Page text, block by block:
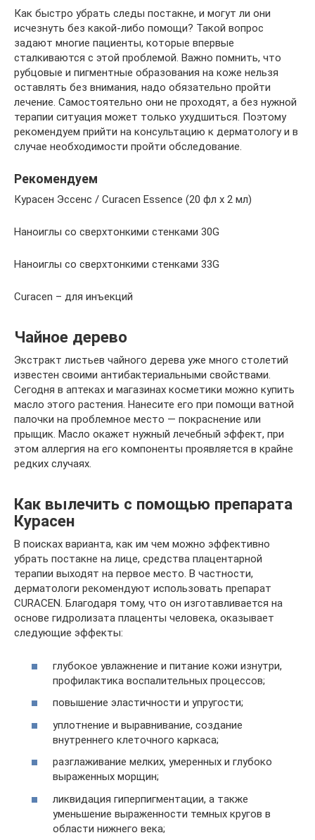
Как быстро убрать следы постакне, и могут ли они
исчезнуть без какой-либо помощи? Такой вопрос
задают многие пациенты, которые впервые
сталкиваются с этой проблемой. Важно помнить, что
рубцовые и пигментные образования на коже нельзя
оставлять без внимания, надо обязательно пройти
лечение. Самостоятельно они не проходят, а без нужной
терапии ситуация может только ухудшиться. Поэтому
рекомендуем прийти на консультацию к дерматологу и в
случае необходимости пройти обследование.
Рекомендуем
Курасен Эссенс / Curacen Essence (20 фл х 2 мл)
Наноиглы со сверхтонкими стенками 30G
Наноиглы со сверхтонкими стенками 33G
Curacen – для инъекций
Чайное дерево
Экстракт листьев чайного дерева уже много столетий
известен своими антибактериальными свойствами.
Сегодня в аптеках и магазинах косметики можно купить
масло этого растения. Нанесите его при помощи ватной
палочки на проблемное место — покраснение или
прыщик. Масло окажет нужный лечебный эффект, при
этом аллергия на его компоненты проявляется в крайне
редких случаях.
Как вылечить с помощью препарата
Курасен
В поисках варианта, как им чем можно эффективно
убрать постакне на лице, средства плацентарной
терапии выходят на первое место. В частности,
дерматологи рекомендуют использовать препарат
CURACEN. Благодаря тому, что он изготавливается на
основе гидролизата плаценты человека, оказывает
следующие эффекты:
глубокое увлажнение и питание кожи изнутри,
профилактика воспалительных процессов;
повышение эластичности и упругости;
уплотнение и выравнивание, создание
внутреннего клеточного каркаса;
разглаживание мелких, умеренных и глубоко
выраженных морщин;
ликвидация гиперпигментации, а также
уменьшение выраженности темных кругов в
области нижнего века;